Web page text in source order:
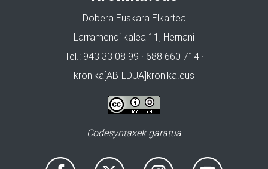
Dobera Euskara Elkartea
Larramendi kalea 11, Hernani
Tel.: 943 33 08 99 · 688 660 714 ·
kronika[ABILDUA]kronika.eus
Codesyntaxek garatua